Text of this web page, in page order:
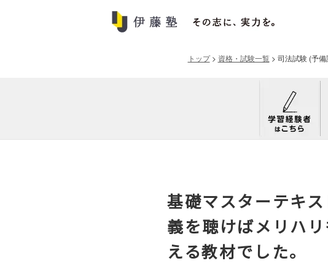
トップ> 資格・試験一覧> 司法試験 (予
基礎マスターテキ
義を聴けばメリハ
える教材でした。